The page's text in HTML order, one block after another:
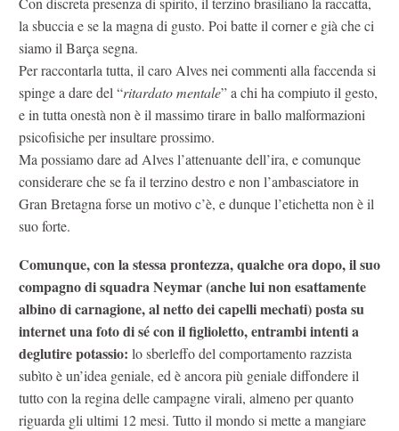
la sbuccia e se la magna di gusto. Poi batte il corner e già che ci
siamo il Barça segna.
Per raccontarla tutta, il caro Alves nei commenti alla faccenda si
spinge a dare del “ritardato mentale” a chi ha compiuto il gesto,
e in tutta onestà non è il massimo tirare in ballo malformazioni
psicofisiche per insultare prossimo.
Ma possiamo dare ad Alves l’attenuante dell’ira, e comunque
considerare che se fa il terzino destro e non l’ambasciatore in
Gran Bretagna forse un motivo c’è, e dunque l’etichetta non è il
suo forte.
Comunque, con la stessa prontezza, qualche ora dopo, il suo
compagno di squadra Neymar (anche lui non esattamente
albino di carnagione, al netto dei capelli mechati) posta su
internet una foto di sé con il figlioletto, entrambi intenti a
deglutire potassio: lo sberleffo del comportamento razzista
subìto è un’idea geniale, ed è ancora più geniale diffondere il
tutto con la regina delle campagne virali, almeno per quanto
riguarda gli ultimi 12 mesi. Tutto il mondo si mette a mangiare